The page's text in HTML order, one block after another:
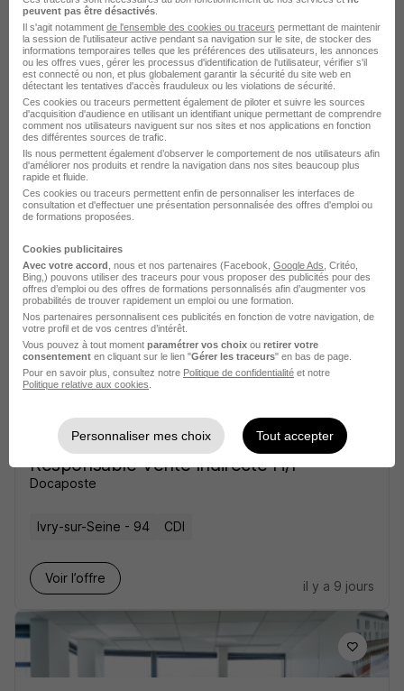
Paris 12e - 75 CDI 30 000 - 55 000 € / an
Voir l’offre
il y a 24 jours
Responsable Régional des Ventes
Région Nord & Idf H/F
Mauffrey
Goussainville - 95 CDI
Voir l’offre
il y a 19 jours
Responsable Vente Indirecte H/F
Docaposte
Ivry-sur-Seine - 94 CDI
Voir l’offre
il y a 9 jours
peuvent pas être désactivés
Il s'agit notamment de l'ensemble des cookies ou traceurs permettant de maintenir
la session de l'utilisateur active pendant sa navigation sur le site, de stocker des
informations temporaires telles que les préférences des utilisateurs, les annonces
ou les offres vues, gérer les processus d'identification de l'utilisateur, vérifier s'il
est connecté ou non, et plus globalement garantir la sécurité du site web en
détectant les tentatives d'accès frauduleux ou les violations de sécurité.
Ces cookies ou traceurs permettent également de piloter et suivre les sources
d'acquisition d'audience en utilisant un identifiant unique permettant de comprendre
comment nos utilisateurs naviguent sur nos sites et nos applications en fonction
des différentes sources de trafic.
Ils nous permettent également d’observer le comportement de nos utilisateurs afin
d'améliorer nos produits et rendre la navigation dans nos sites beaucoup plus
rapide et fluide.
Ces cookies ou traceurs permettent enfin de personnaliser les interfaces de
consultation et d'effectuer une présentation personnalisée des offres d'emploi ou
de formations proposées.
Cookies publicitaires
Avec votre accord , nous et nos partenaires (Facebook, Google Ads , Critéo,
Bing,) pouvons utiliser des traceurs pour vous proposer des publicités pour des
offres d’emploi ou des offres de formations personnalisés afin d’augmenter vos
probabilités de trouver rapidement un emploi ou une formation.
Nos partenaires personnalisent ces publicités en fonction de votre navigation, de
votre profil et de vos centres d’intérêt.
Vous pouvez à tout moment paramétrer vos choix ou retirer votre
consentement en cliquant sur le lien "Gérer les traceurs" en bas de page.
Pour en savoir plus, consultez notre Politique de confidentialité et notre
Politique relative aux cookies
Personnaliser mes choix Tout accepter